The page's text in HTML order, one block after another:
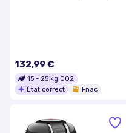
132,99 €
15 - 25 kg CO2
État correct
Fnac